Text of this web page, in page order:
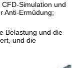
Simulation und
Anti-Ermüdung;
Belastung und die
und die